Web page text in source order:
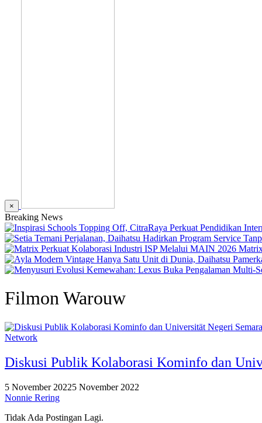
×
Breaking News
Filmon Warouw
Network
Diskusi Publik Kolaborasi Kominfo dan
5 November 20225 November 2022
Nonnie Rering
Tidak Ada Postingan Lagi.